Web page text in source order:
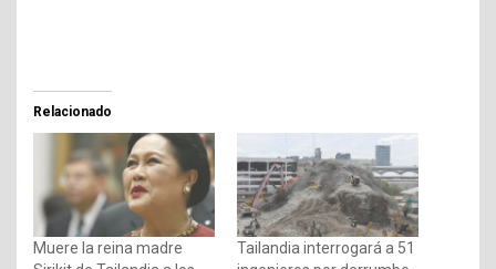
Relacionado
Muere la reina madre
Tailandia interrogará a 51